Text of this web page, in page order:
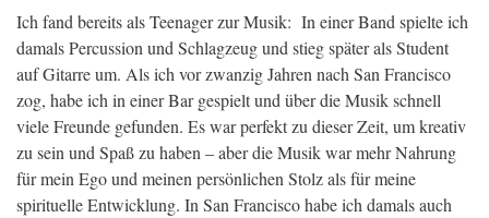
Ich fand bereits als Teenager zur Musik: In einer Band spielte ich
damals Percussion und Schlagzeug und stieg später als Student
auf Gitarre um. Als ich vor zwanzig Jahren nach San Francisco
zog, habe ich in einer Bar gespielt und über die Musik schnell
viele Freunde gefunden. Es war perfekt zu dieser Zeit, um kreativ
zu sein und Spaß zu haben – aber die Musik war mehr Nahrung
für mein Ego und meinen persönlichen Stolz als für meine
spirituelle Entwicklung. In San Francisco habe ich damals auch